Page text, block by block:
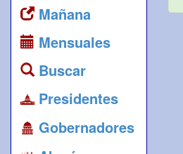
Mañana
Mensuales
Buscar
Presidentes
Gobernadores